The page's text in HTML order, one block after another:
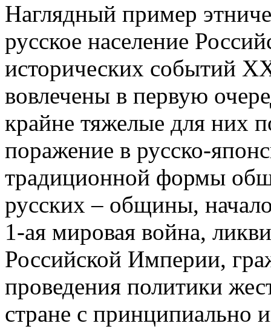
Наглядный пример
русское население
исторических событий
вовлечены в первую
крайне тяжелые для них
поражение в русско-
традиционной формы
русских – общины,
1-ая мировая война,
Российской Империи,
проведения политики
стране с принципиально